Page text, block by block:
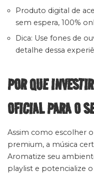
Produto digital de
sem espera, 100%
Dica: Use fones de
detalhe dessa
POR QUE
OFICIAL PARA O
Assim como escolher
premium, a música
Aromatize seu
playlist e potencialize